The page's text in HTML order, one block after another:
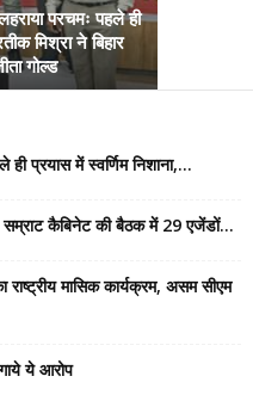
परचमः पहले ही
मिश्रा ने बिहार
गोल्ड
प्रयास में स्वर्णिम निशाना,...
सम्राट कैबिनेट की बैठक में 29 एजेंडों...
राष्ट्रीय मासिक कार्यक्रम, असम सीएम
ये आरोप